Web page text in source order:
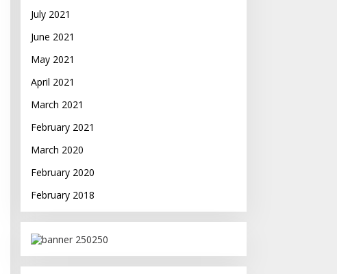
July 2021
June 2021
May 2021
April 2021
March 2021
February 2021
March 2020
February 2020
February 2018